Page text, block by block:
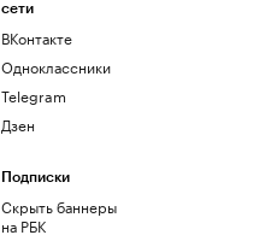
сети
ВКонтакте
Одноклассники
Telegram
Дзен
Подписки
Скрыть баннеры
на РБК